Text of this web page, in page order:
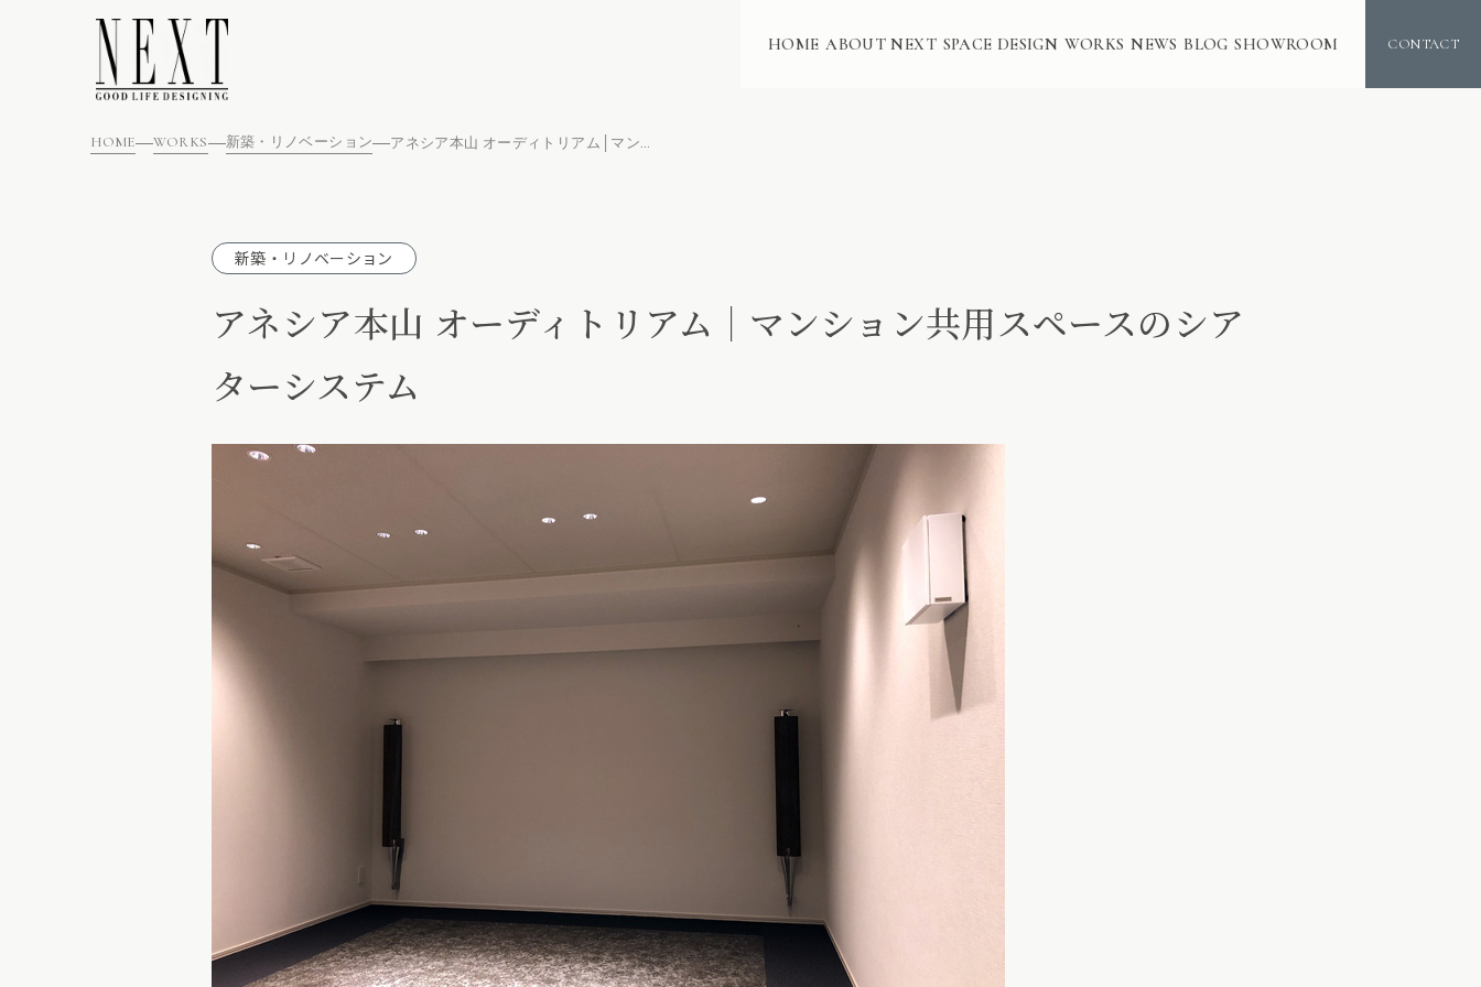
HOME ABOUT NEXT SPACE DESIGN WORKS NEWS BLOG SHOWROOM CONTACT
HOME WORKS 新築・リノベーション アネシア本山 オーディトリアム│マンション共用スペースのシアターシステム
新築・リノベーション
アネシア本山 オーディトリアム│マンション共用スペースのシア
ターシステム